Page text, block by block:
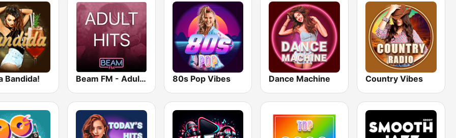
Bandida! Beam FM - Adult Hits 80s Pop Vibes Dance Machine Country Vibes